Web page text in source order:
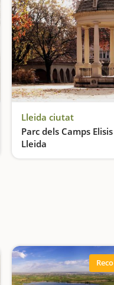
Lleida ciutat
Parc dels Camps
Lleida